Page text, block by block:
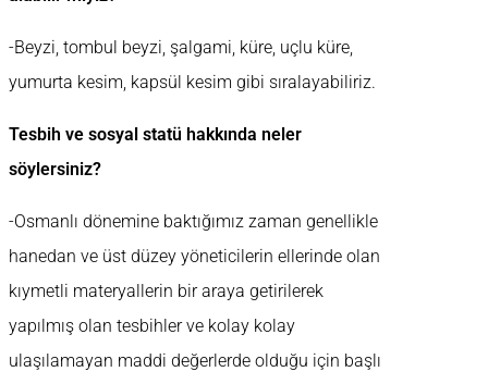
-Beyzi, tombul beyzi, şalgami, küre, uçlu küre,
yumurta kesim, kapsül kesim gibi sıralayabiliriz.
Tesbih ve sosyal statü hakkında neler
söylersiniz?
-Osmanlı dönemine baktığımız zaman genellikle
hanedan ve üst düzey yöneticilerin ellerinde olan
kıymetli materyallerin bir araya getirilerek
yapılmış olan tesbihler ve kolay kolay
ulaşılamayan maddi değerlerde olduğu için başlı